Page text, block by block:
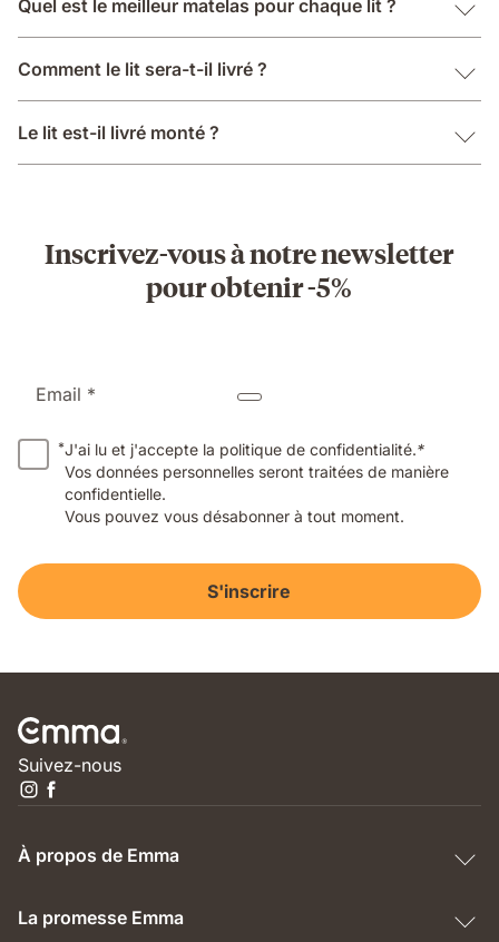
Quel est le meilleur matelas pour chaque lit ?
Comment le lit sera-t-il livré ?
Le lit est-il livré monté ?
Inscrivez-vous à notre newsletter
pour obtenir -5%
Email *
*J'ai lu et j'accepte la politique de confidentialité.*
Vos données personnelles seront traitées de manière
confidentielle.
Vous pouvez vous désabonner à tout moment.
S'inscrire
Suivez-nous
À propos de Emma
La promesse Emma